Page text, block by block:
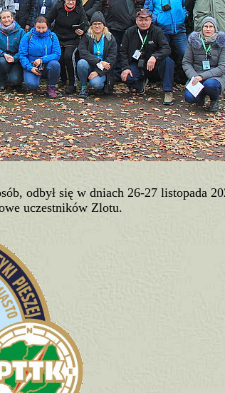
odbył się w dniach 26-27 listopada
uczestników Zlotu.